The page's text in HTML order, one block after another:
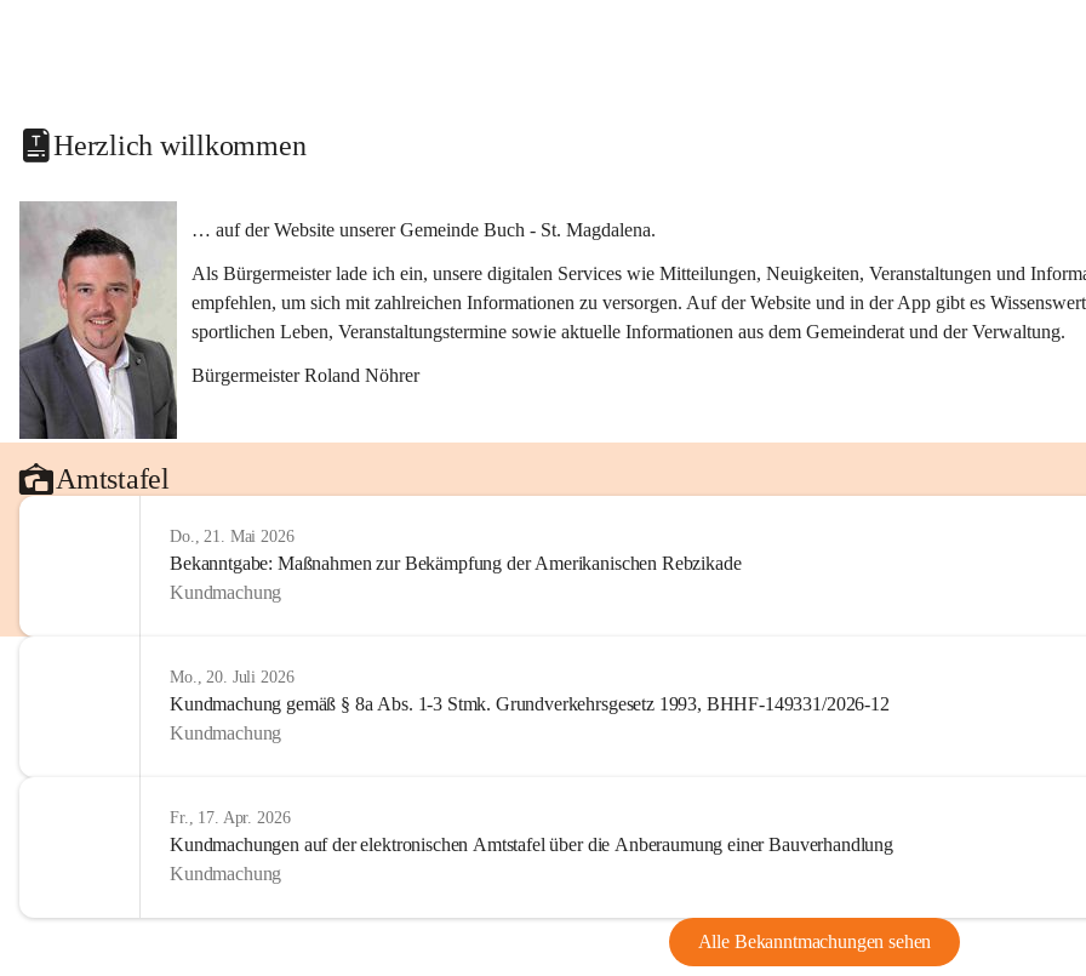
Herzlich willkommen
… auf der Website unserer Gemeinde Buch - St. Magdalena.
Als Bürgermeister lade ich ein, unsere digitalen Services wie Mitteilungen, Neuigkeiten, Veranstaltungen und
empfehlen, um sich mit zahlreichen Informationen zu versorgen. Auf der Website und in der App gibt es
sportlichen Leben, Veranstaltungstermine sowie aktuelle Informationen aus dem Gemeinderat und der Verwaltung.
Bürgermeister Roland Nöhrer
Amtstafel
Do., 21. Mai 2026
Bekanntgabe: Maßnahmen zur Bekämpfung der Amerikanischen Rebzikade
Kundmachung
Mo., 20. Juli 2026
Kundmachung gemäß § 8a Abs. 1-3 Stmk. Grundverkehrsgesetz 1993, BHHF-149331/2026-12
Kundmachung
Fr., 17. Apr. 2026
Kundmachungen auf der elektronischen Amtstafel über die Anberaumung einer Bauverhandlung
Kundmachung
Alle Bekanntmachungen sehen